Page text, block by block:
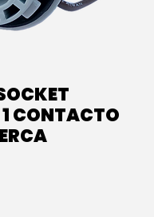
CONTACTO